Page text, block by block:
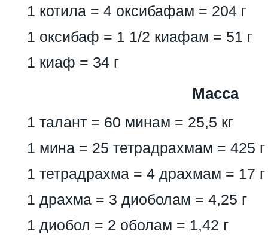
1 котила = 4 оксибафам = 204 г
1 оксибаф = 1 1/2 киафам = 51 г
1 киаф = 34 г
Масса
1 талант = 60 минам = 25,5 кг
1 мина = 25 тетрадрахмам = 425 г
1 тетрадрахма = 4 драхмам = 17 г
1 драхма = 3 диоболам = 4,25 г
1 диобол = 2 оболам = 1,42 г